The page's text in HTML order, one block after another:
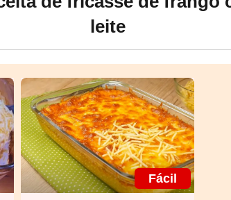
leite
Fácil